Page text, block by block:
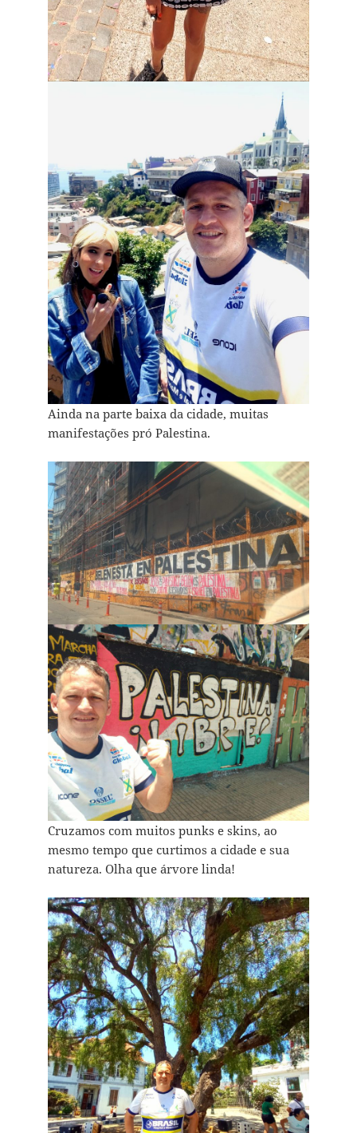
Ainda na parte baixa da cidade, muitas
manifestações pró Palestina.
Cruzamos com muitos punks e skins, ao
mesmo tempo que curtimos a cidade e sua
natureza. Olha que árvore linda!